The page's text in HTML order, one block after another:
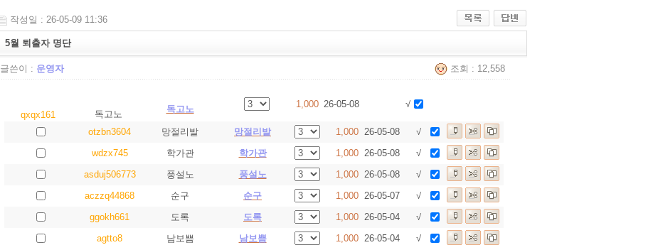
작성일 : 26-05-09 11:36
5월 퇴출자 명단
글쓴이 : 운영자 조회 : 12,558
qxqx161 독고노 독고노 1,000 26-05-08 √
otzbn3604 망절리발 망절리발 1,000 26-05-08
√
wdzx745
학가관 학가관 1,000 26-05-08
√
asduj506773
풍설노 풍설노 1,000 26-05-08
√
aczzq44868
순구 순구 1,000 26-05-07
√
ggokh661
도록 도록 1,000 26-05-04
√
agtto8
남보쁨 남보쁨 1,000 26-05-04
√